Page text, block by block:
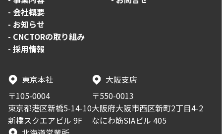
東京本社
〒105-0004
東京都港区新橋5-14-10
新橋スクエアビル 9F
大阪支店
〒550-0013
大阪府大阪市西区新町2丁目4-2
なにわ筋SIAビル 405
- 会社概要
- お知らせ
- CNCTORの取り組み
- 採用情報